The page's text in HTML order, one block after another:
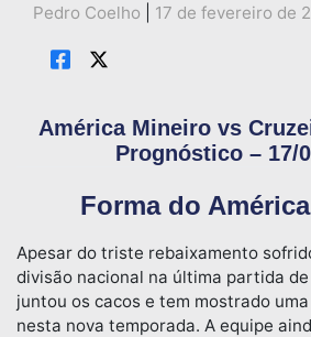
Pedro Coelho 17 de fevereiro de
América Mineiro vs
Prognóstico – 17/
Forma do
Apesar do triste rebaixamento
divisão nacional na última partida de
juntou os cacos e tem mostrado
nesta nova temporada. A equipe